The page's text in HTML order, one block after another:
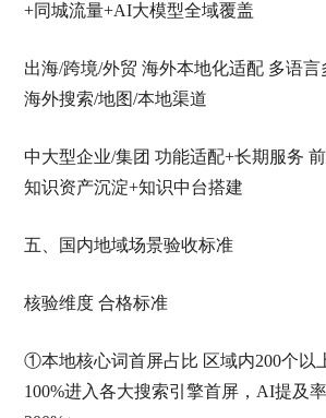
+同城流量+AI大模型全域覆盖
出海/跨境/外贸 海外本地化适配 多语
海外搜索/地图/本地渠道
中大型企业/集团 功能适配+长期服务
知识资产沉淀+知识中台搭建
五、国内地域场景验收标准
核验维度 合格标准
①本地核心词首屏占比 区域内200个以
100%进入各大搜索引擎首屏，AI提及